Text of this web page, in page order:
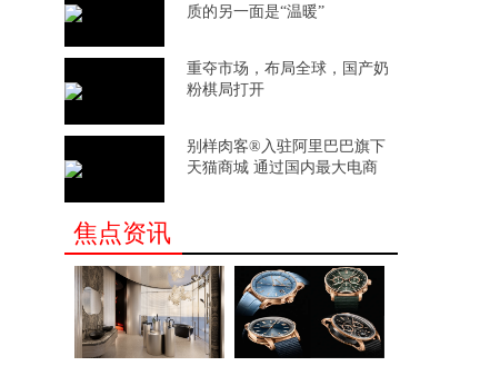
质的另一面是“温暖”
重夺市场，布局全球，国产奶
粉棋局打开
别样肉客®入驻阿里巴巴旗下
天猫商城 通过国内最大电商
焦点资讯